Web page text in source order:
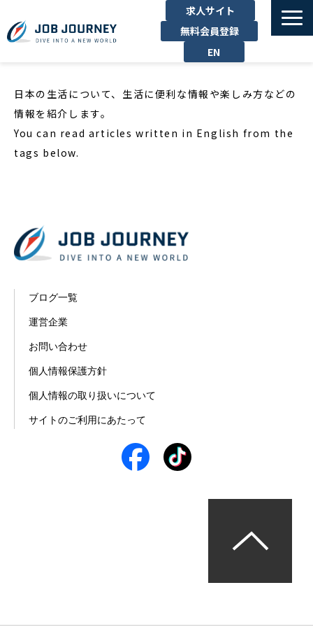
求人サイト
無料会員登録
EN
たのしむ
日本の生活について、生活に便利な情報や楽しみ方などの
情報を紹介します。
You can read articles written in English from the
tags below.
ブログ一覧
運営企業
お問い合わせ
個人情報保護方針
個人情報の取り扱いについて
サイトのご利用にあたって